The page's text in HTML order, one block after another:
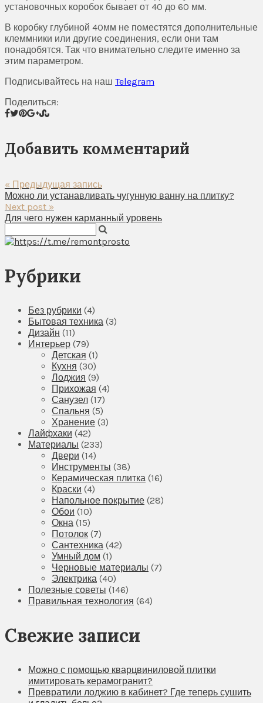
установочных коробок бывает от 40 до 60 мм.
В коробку глубиной 40мм не поместятся дополнительные
клеммники или другие соединения, если они там
понадобятся. Так что внимательно следите именно за
этим параметром.
Подписывайтесь на наш Telegram
Поделиться:
Добавить комментарий
« Предыдущая запись
Можно ли устанавливать чугунную ванну на плитку?
Next post »
Для чего нужен карманный уровень
Рубрики
Без рубрики (4)
Бытовая техника (3)
Дизайн (11)
Интерьер (79)
Детская (1)
Кухня (30)
Лоджия (9)
Прихожая (4)
Санузел (17)
Спальня (5)
Хранение (3)
Лайфхаки (42)
Материалы (233)
Двери (14)
Инструменты (38)
Керамическая плитка (16)
Краски (4)
Напольное покрытие (28)
Обои (10)
Окна (15)
Потолок (7)
Сантехника (42)
Умный дом (1)
Черновые материалы (7)
Электрика (40)
Полезные советы (146)
Правильная технология (64)
Свежие записи
Можно с помощью кварцвиниловой плитки
имитировать керамогранит?
Превратили лоджию в кабинет? Где теперь сушить